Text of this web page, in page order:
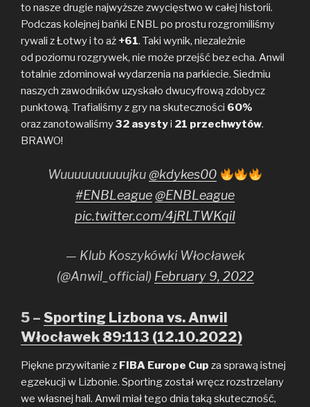
to nasze drugie najwyższe zwycięstwo w całej historii.
Podczas kolejnej bańki ENBL po prostu rozgromiliśmy
rywali z Łotwy i to aż +61. Taki wynik, niezależnie
od poziomu rozgrywek, nie może przejść bez echa. Anwil
totalnie zdominował wydarzenia na parkiecie. Siedmiu
naszych zawodników uzyskało dwucyfrową zdobycz
punktową. Trafialiśmy z gry na skuteczności 60%
oraz zanotowaliśmy32 asystyi 21 przechwytów.
BRAWO!
Wuuuuuuuuuujku@kdykes00
#ENBLeague@ENBLeague
pic.twitter.com/4jRLTWKqiI
— Klub Koszykówki Włocławek
(@Anwil_official) February 9, 2022
5 – Sporting Lizbona vs. Anwil
Włocławek 89:113 (12.10.2022)
Piękne przywitanie z FIBA Europe Cup za sprawą istnej
egzekucji w Lizbonie. Sporting został wręcz rozstrzelany
we własnej hali. Anwil miał tego dnia taką skuteczność,